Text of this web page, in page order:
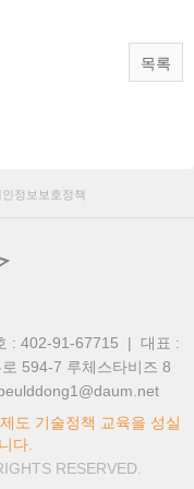
목록
인정보보호정책
: 402-91-67715 | 대표 :
594-7 루체스타비즈 8
도 기술정책 교육을 성실
다.
RESERVED.